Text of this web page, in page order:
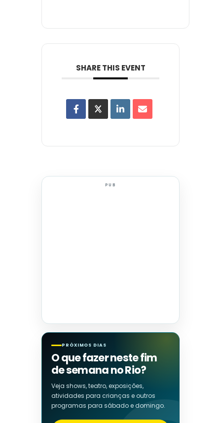
SHARE THIS EVENT
PUB
PRÓXIMOS DIAS
O que fazer neste fim
de semana no Rio?
Veja shows, teatro, exposições,
atividades para crianças e outros
programas para sábado e domingo.